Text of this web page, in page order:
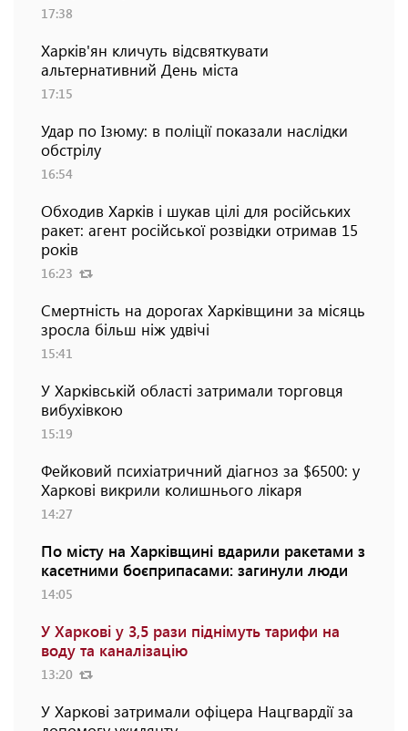
17:38
Харків'ян кличуть відсвяткувати
альтернативний День міста
17:15
Удар по Ізюму: в поліції показали наслідки
обстрілу
16:54
Обходив Харків і шукав цілі для російських
ракет: агент російської розвідки отримав 15
років
16:23
Смертність на дорогах Харківщини за місяць
зросла більш ніж удвічі
15:41
У Харківській області затримали торговця
вибухівкою
15:19
Фейковий психіатричний діагноз за $6500: у
Харкові викрили колишнього лікаря
14:27
По місту на Харківщині вдарили ракетами з
касетними боєприпасами: загинули люди
14:05
У Харкові у 3,5 рази піднімуть тарифи на
воду та каналізацію
13:20
У Харкові затримали офіцера Нацгвардії за